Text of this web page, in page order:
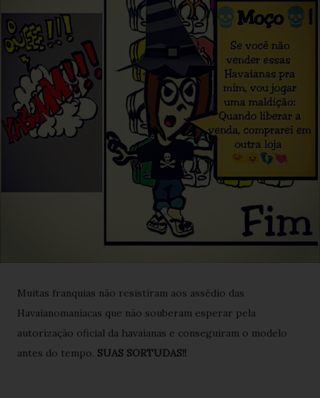
Muitas franquias não resistiram aos assédio das
Havaianomaníacas que não souberam esperar pela
autorização oficial da havaianas e conseguiram o modelo
antes do tempo. SUAS SORTUDAS!!